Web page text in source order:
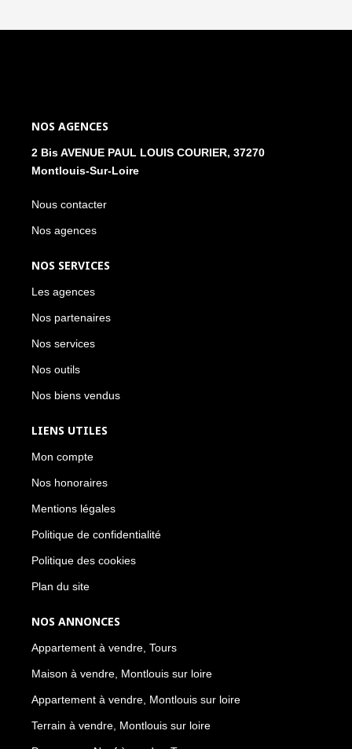
NOS AGENCES
2 Bis AVENUE PAUL LOUIS COURIER, 37270
Montlouis-Sur-Loire
Nous contacter
Nos agences
NOS SERVICES
Les agences
Nos partenaires
Nos services
Nos outils
Nos biens vendus
LIENS UTILES
Mon compte
Nos honoraires
Mentions légales
Politique de confidentialité
Politique des cookies
Plan du site
NOS ANNONCES
Appartement à vendre, Tours
Maison à vendre, Montlouis sur loire
Appartement à vendre, Montlouis sur loire
Terrain à vendre, Montlouis sur loire